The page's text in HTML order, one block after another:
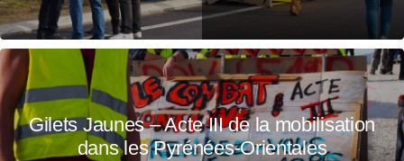
Gilets Jaunes – Acte III de la mobilisation
dans les Pyrénées-Orientales